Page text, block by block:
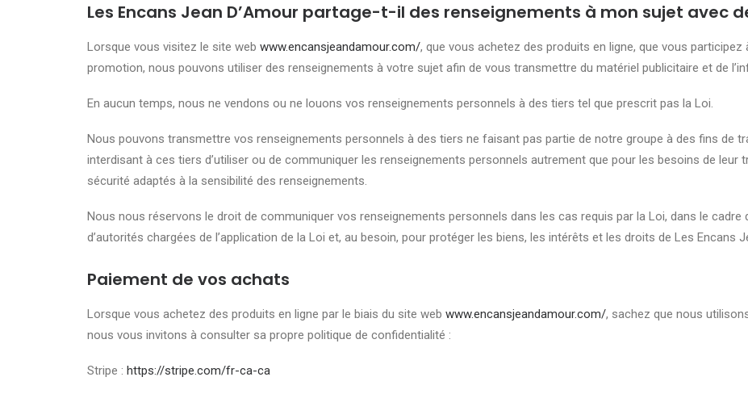
Les Encans Jean D’Amour partage-t-il des renseignements à mon sujet avec
Lorsque vous visitez le site web www.encansjeandamour.com/, que vous achetez des produits en ligne, que vous
promotion, nous pouvons utiliser des renseignements à votre sujet afin de vous transmettre du matériel publicitaire et de
En aucun temps, nous ne vendons ou ne louons vos renseignements personnels à des tiers tel que prescrit pas la Loi.
Nous pouvons transmettre vos renseignements personnels à des tiers ne faisant pas partie de notre groupe à des fins de
interdisant à ces tiers d’utiliser ou de communiquer les renseignements personnels autrement que pour les besoins de
sécurité adaptés à la sensibilité des renseignements.
Nous nous réservons le droit de communiquer vos renseignements personnels dans les cas requis par la Loi, dans le cadre
d’autorités chargées de l’application de la Loi et, au besoin, pour protéger les biens, les intérêts et les droits de Les Encans
Paiement de vos achats
Lorsque vous achetez des produits en ligne par le biais du site web www.encansjeandamour.com/, sachez que nous
nous vous invitons à consulter sa propre politique de confidentialité :
Stripe : https://stripe.com/fr-ca-ca